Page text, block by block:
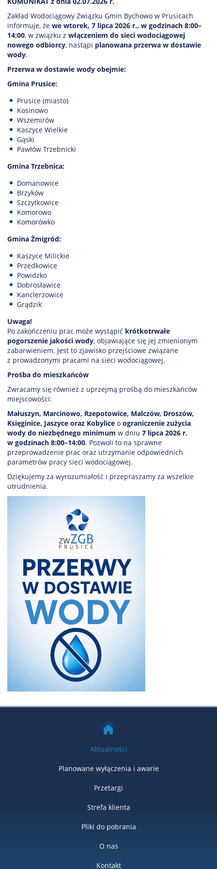
Zakład Wodociągowy Związku Gmin Bychowo w Prusicach
informuje, że we wtorek, 7 lipca 2026 r., w godzinach 8:00–
14:00, w związku z włączeniem do sieci wodociągowej
nowego odbiorcy, nastąpi planowana przerwa w dostawie
wody.
Przerwa w dostawie wody obejmie:
Gmina Prusice:
Prusice (miasto)
Kosinowo
Wszemirów
Kaszyce Wielkie
Gąski
Pawłów Trzebnicki
Gmina Trzebnica:
Domanowice
Brzyków
Szczytkowice
Komorowo
Komorówko
Gmina Żmigród:
Kaszyce Milickie
Przedkowice
Powidzko
Dobrosławice
Kanclerzowice
Grądzik
Uwaga!
Po zakończeniu prac może wystąpić krótkotrwałe
pogorszenie jakości wody, objawiające się jej zmienionym
zabarwieniem. Jest to zjawisko przejściowe związane
z prowadzonymi pracami na sieci wodociągowej.
Prośba do mieszkańców
Zwracamy się również z uprzejmą prośbą do mieszkańców
miejscowości:
Małuszyn, Marcinowo, Rzepotowice, Malczów, Droszów,
Księginice, Jaszyce oraz Kobylice o ograniczenie zużycia
wody do niezbędnego minimum w dniu 7 lipca 2026 r.
w godzinach 8:00–14:00. Pozwoli to na sprawne
przeprowadzenie prac oraz utrzymanie odpowiednich
parametrów pracy sieci wodociągowej.
Dziękujemy za wyrozumiałość i przepraszamy za wszelkie
utrudnienia.
Aktualności
Planowane wyłączenia i awarie
Przetargi
Strefa klienta
Pliki do pobrania
O nas
Kontakt